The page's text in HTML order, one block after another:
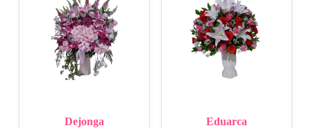
Dejonga Eduarca